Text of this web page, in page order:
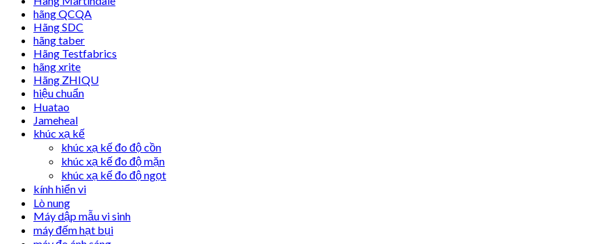
hãng QCQA
Hãng SDC
hãng taber
Hãng Testfabrics
hãng xrite
Hãng ZHIQU
hiệu chuẩn
Huatao
Jameheal
khúc xạ kế
khúc xạ kế đo độ cồn
khúc xạ kế đo độ mặn
khúc xạ kế đo độ ngọt
kính hiển vi
Lò nung
Máy dập mẫu vi sinh
máy đếm hạt bụi